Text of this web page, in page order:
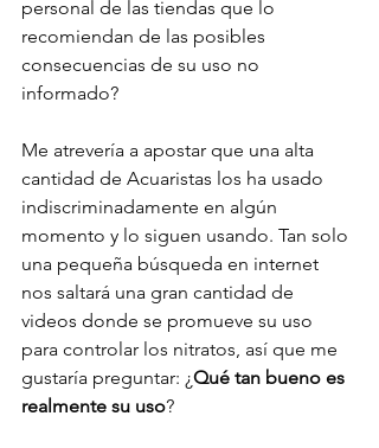
personal de las tiendas que lo
recomiendan de las posibles
consecuencias de su uso no
informado?
Me atrevería a apostar que una alta
cantidad de Acuaristas los ha usado
indiscriminadamente en algún
momento y lo siguen usando. Tan solo
una pequeña búsqueda en internet
nos saltará una gran cantidad de
videos donde se promueve su uso
para controlar los nitratos, así que me
gustaría preguntar: ¿Qué tan bueno es
realmente su uso?